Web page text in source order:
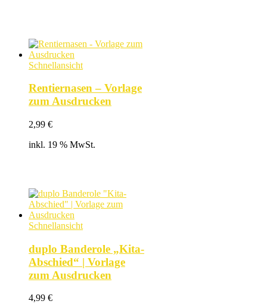
Schnellansicht
Rentiernasen – Vorlage
zum Ausdrucken
2,99 €
inkl. 19 % MwSt.
Schnellansicht
duplo Banderole „Kita-
Abschied“ | Vorlage
zum Ausdrucken
4,99 €